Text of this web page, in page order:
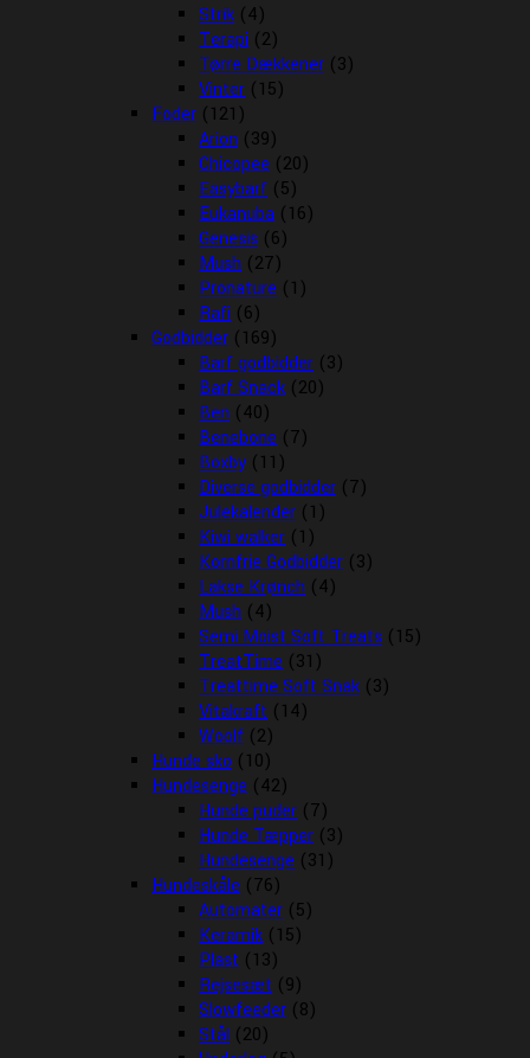
Strik (4)
Terapi (2)
Tørre Dækkener (3)
Vinter (15)
Foder (121)
Arion (39)
Chicopee (20)
Easybarf (5)
Eukanuba (16)
Genesis (6)
Mush (27)
Pronature (1)
Rafi (6)
Godbidder (169)
Barf godbidder (3)
Barf Snack (20)
Ben (40)
Benebone (7)
Boxby (11)
Diverse godbidder (7)
Julekalender (1)
Kiwi walker (1)
Kornfrie Godbidder (3)
Lakse Krønch (4)
Mush (4)
Semi Moist Soft Treats (15)
TreatTime (31)
Treattime Soft Snak (3)
Vitakraft (14)
Woolf (2)
Hunde sko (10)
Hundesenge (42)
Hunde puder (7)
Hunde Tæpper (3)
Hundesenge (31)
Hundeskåle (76)
Automater (5)
Keramik (15)
Plast (13)
Rejsesæt (9)
Slowfeeder (8)
Stål (20)